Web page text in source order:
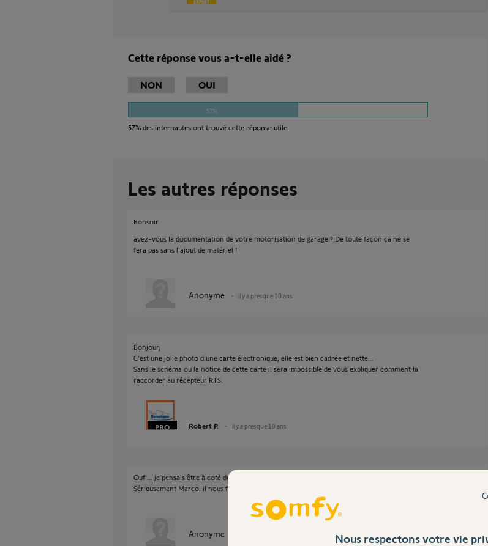
Cette réponse vous a-t-elle aidé ?
NON OUI
57%
57% des internautes ont trouvé cette réponse utile
Les autres réponses
Bonsoir
avez-vous la documentation de votre motorisation de garage ? De toute façon ça ne se
fera pas sans l'ajout de matériel !
Anonyme il y a presque 10 ans
Bonjour,
C'est une jolie photo d'une carte électronique, elle est bien cadrée et nette...
Sans le schéma ou la notice de cette carte il sera impossible de vous expliquer comment la
raccorder au récepteur RTS.
Robert P. il y a presque 10 ans
Ouf ... je pensais être à coté de la plaque !
Sérieusement Marco, il nous faut plus d'infos pour vous aider ....
Anonyme Nous respectons votre vie